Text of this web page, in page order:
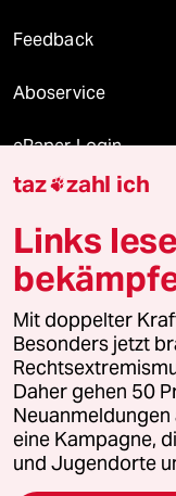
Feedback
Aboservice
ePaper Login
Downloads für
© 2026 taz Verlags
Alle Rechte vorbehalten.
wenden Sie sich bitte an
Feedback
Leitlinie Informant
taz zahl ich
Links
Mit doppelter
Besonders jetzt
Daher gehen 50
Neuanmeldungen
eine Kampagne,
und Jugendorte